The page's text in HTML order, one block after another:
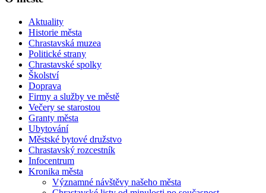
Aktuality
Historie města
Chrastavská muzea
Politické strany
Chrastavské spolky
Školství
Doprava
Firmy a služby ve městě
Večery se starostou
Granty města
Ubytování
Městské bytové družstvo
Chrastavský rozcestník
Infocentrum
Kronika města
Významné návštěvy našeho města